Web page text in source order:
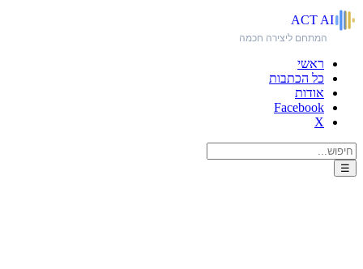
ACT AI
המתחם ליצירה חכמה
ראשי
כל הכתבות
אודות
Facebook
X
☰